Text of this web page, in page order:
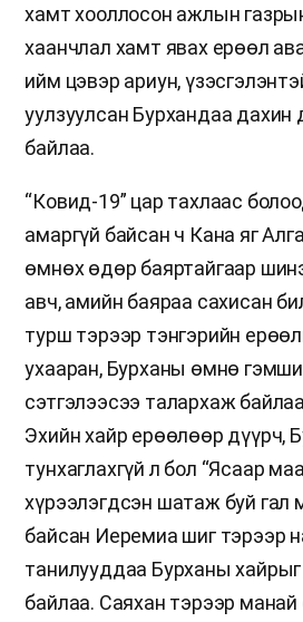
хамт хооллосон ажлын
хаанчлал хамт явах ерөөл
ийм цэвэр ариун,
уулзуулсан Бурхандаа дахин
байлаа.
“Ковид-19” цар тахлаас
амаргүй байсан ч Кана яг
өмнөх өдөр баяртайгаар
авч, амийн баяраа сахисан
турш тэрээр тэнгэрийн
ухааран, Бурханы өмнө
сэтгэлээсээ талархаж
Эхийн хайр ерөөлөөр дүүрч,
тунхаглахгүй л бол “Ясаар
хүрээлэгдсэн шатаж буй гал
байсан Иеремиа шиг тэрээр
танилууддаа Бурханы
байлаа. Саяхан тэрээр манай